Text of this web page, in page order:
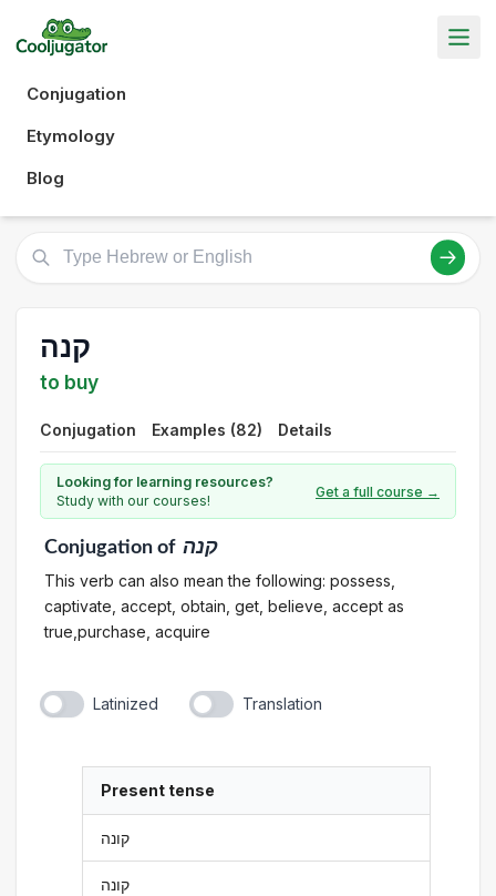
Conjugation
Etymology
Blog
קנה
to buy
Conjugation Examples (82) Details
Looking for learning resources?
Study with our courses!
Get a full course →
Conjugationof קנה
This verb can also mean the following: possess,
captivate, accept, obtain, get, believe, accept as
true,purchase, acquire
Latinized Translation
Present tense
קונה
קונה